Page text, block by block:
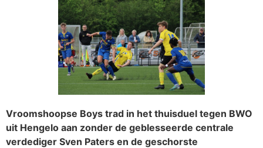
Vroomshoopse Boys trad in het thuisduel tegen BWO
uit Hengelo aan zonder de geblesseerde centrale
verdediger Sven Paters en de geschorste